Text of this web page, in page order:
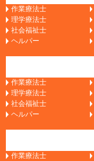
作業療法士
理学療法士
社会福祉士
ヘルパー
作業療法士
理学療法士
社会福祉士
ヘルパー
作業療法士